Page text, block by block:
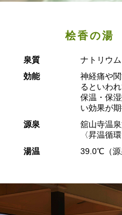
桧香の湯
泉質
ナトリウ
効能
神経痛や
るといわれ
保温・保
い効果が期
源泉
舘山寺温
〈昇温循
湯温
39.0℃（源